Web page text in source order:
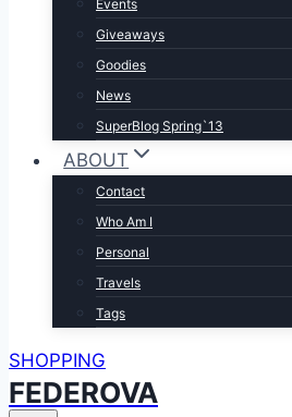
Events
Giveaways
Goodies
News
SuperBlog Spring`13
ABOUT
Contact
Who Am I
Personal
Travels
Tags
SHOPPING
FEDEROVA